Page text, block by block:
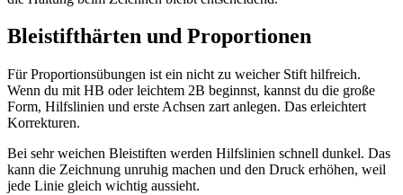
Bleistifthärten und Proportionen
Für Proportionsübungen ist ein nicht zu weicher Stift hilfreich.
Wenn du mit HB oder leichtem 2B beginnst, kannst du die große
Form, Hilfslinien und erste Achsen zart anlegen. Das erleichtert
Korrekturen.
Bei sehr weichen Bleistiften werden Hilfslinien schnell dunkel. Das
kann die Zeichnung unruhig machen und den Druck erhöhen, weil
jede Linie gleich wichtig aussieht.